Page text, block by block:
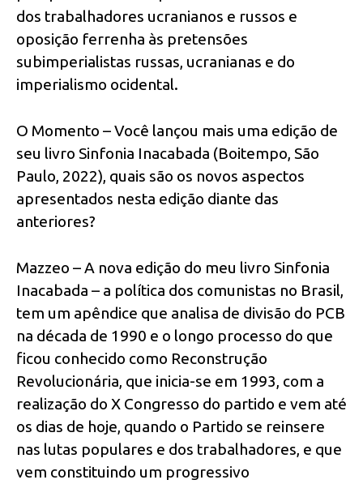
dos trabalhadores ucranianos e russos e
oposição ferrenha às pretensões
subimperialistas russas, ucranianas e do
imperialismo ocidental.
O Momento – Você lançou mais uma edição de
seu livro Sinfonia Inacabada (Boitempo, São
Paulo, 2022), quais são os novos aspectos
apresentados nesta edição diante das
anteriores?
Mazzeo – A nova edição do meu livro Sinfonia
Inacabada – a política dos comunistas no Brasil,
tem um apêndice que analisa de divisão do PCB
na década de 1990 e o longo processo do que
ficou conhecido como Reconstrução
Revolucionária, que inicia-se em 1993, com a
realização do X Congresso do partido e vem até
os dias de hoje, quando o Partido se reinsere
nas lutas populares e dos trabalhadores, e que
vem constituindo um progressivo